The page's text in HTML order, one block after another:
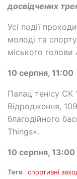
досвідчених
Усі події
молоді та
міського голови
10 серпня, 11:00
Палац тенісу СК
Відродження,
благодійного
Things».
10 серпня, 13:00
Теги спортивні